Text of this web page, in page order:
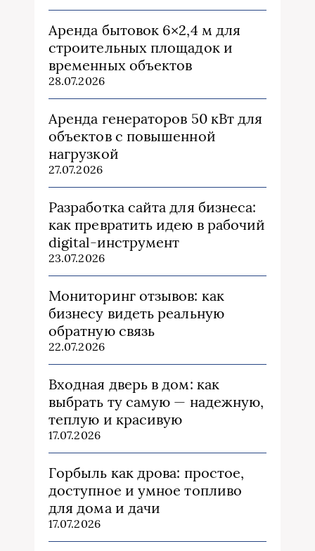
Аренда бытовок 6×2,4 м для
строительных площадок и
временных объектов
28.07.2026
Аренда генераторов 50 кВт для
объектов с повышенной
нагрузкой
27.07.2026
Разработка сайта для бизнеса:
как превратить идею в рабочий
digital-инструмент
23.07.2026
Мониторинг отзывов: как
бизнесу видеть реальную
обратную связь
22.07.2026
Входная дверь в дом: как
выбрать ту самую — надежную,
теплую и красивую
17.07.2026
Горбыль как дрова: простое,
доступное и умное топливо
для дома и дачи
17.07.2026